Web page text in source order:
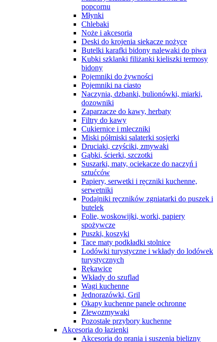
popcornu
Młynki
Chlebaki
Noże i akcesoria
Deski do krojenia siekacze nożyce
Butelki karafki bidony nalewaki do piwa
Kubki szklanki filiżanki kieliszki termosy
bidony
Pojemniki do żywności
Pojemniki na ciasto
Naczynia, dzbanki, bulionówki, miarki,
dozowniki
Zaparzacze do kawy, herbaty
Filtry do kawy
Cukiernice i mleczniki
Miski półmiski salaterki sosjerki
Druciaki, czyściki, zmywaki
Gąbki, ścierki, szczotki
Suszarki, maty, ociekacze do naczyń i
sztućców
Papiery, serwetki i ręczniki kuchenne,
serwetniki
Podajniki ręczników zgniatarki do puszek i
butelek
Folie, woskowijki, worki, papiery
spożywcze
Puszki, koszyki
Tace maty podkładki stolnice
Lodówki turystyczne i wkłady do lodówek
turystycznych
Rękawice
Wkłady do szuflad
Wagi kuchenne
Jednorazówki, Gril
Okapy kuchenne panele ochronne
Zlewozmywaki
Pozostałe przybory kuchenne
Akcesoria do łazienki
Akcesoria do prania i suszenia bielizny